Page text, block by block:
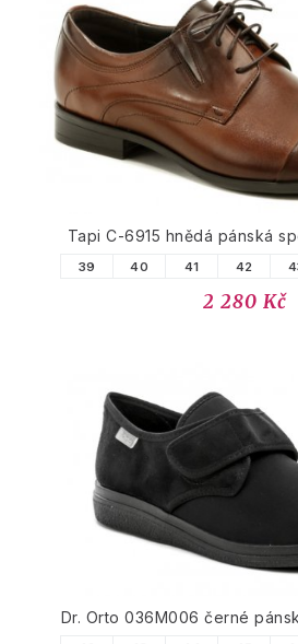
Tapi C-6915 hnědá pánská
39 40 41 42
2 280 Kč
Dr. Orto 036M006 černé